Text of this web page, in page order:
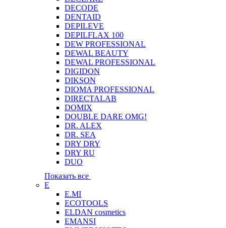
DECODE
DENTAID
DEPILEVE
DEPILFLAX 100
DEW PROFESSIONAL
DEWAL BEAUTY
DEWAL PROFESSIONAL
DIGIDON
DIKSON
DIOMA PROFESSIONAL
DIRECTALAB
DOMIX
DOUBLE DARE OMG!
DR. ALEX
DR. SEA
DRY DRY
DRY RU
DUO
Показать все
E
E.MI
ECOTOOLS
ELDAN cosmetics
EMANSI